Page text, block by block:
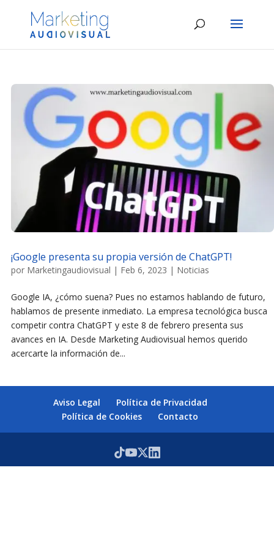
¡Google presenta su propia versión de ChatGPT!
por Marketingaudiovisual | Feb 6, 2023 | Noticias
Google IA, ¿cómo suena? Pues no estamos hablando de futuro,
hablamos de presente inmediato. La empresa tecnológica busca
competir contra ChatGPT y este 8 de febrero presenta sus
avances en IA. Desde Marketing Audiovisual hemos querido
acercarte la información de...
Aviso Legal
Política de Privacidad
Política de Cookies
Contacto